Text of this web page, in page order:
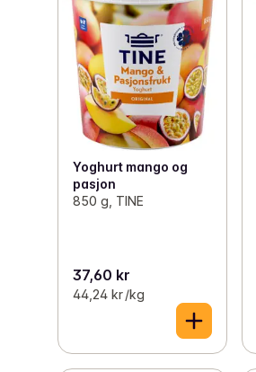
Yoghurt mango og
pasjon
850 g, TINE
37,60 kr
44,24 kr /kg